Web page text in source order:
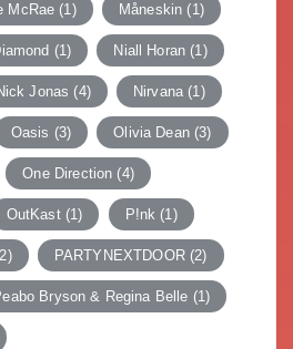
McRae (1) Måneskin (1)
(1) Niall Horan (1)
Jonas (4) Nirvana (1)
Oasis (3) Olivia Dean(3)
One Direction (4)
OutKast(1) P!nk (1)
PARTYNEXTDOOR(2)
Bryson & Regina Belle (1)